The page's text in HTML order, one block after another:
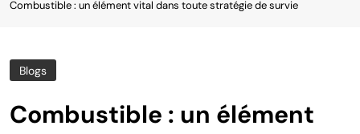
Combustible : un élément vital dans toute stratégie de survie
Blogs
Combustible : un élément